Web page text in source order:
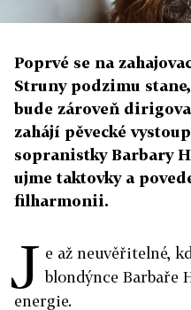
Poprvé se na
Struny podzimu
bude zároveň
zahájí pěvecké
sopranistky Barbary
ujme taktovky a
filharmonii.
J e až neuvěřitelné,
blondýnce Barbaře
energie.